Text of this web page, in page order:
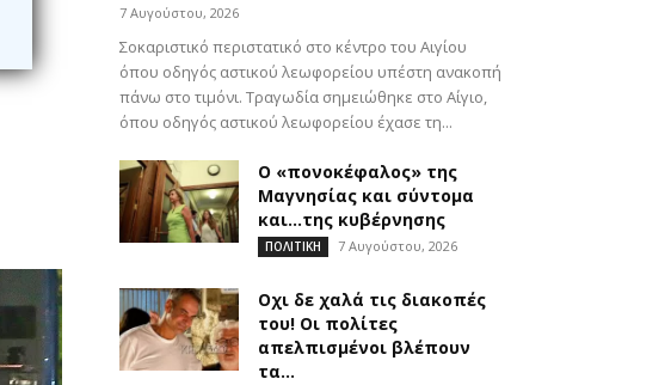
7 Αυγούστου, 2026
Σοκαριστικό περιστατικό στο κέντρο του Αιγίου
όπου οδηγός αστικού λεωφορείου υπέστη ανακοπή
πάνω στο τιμόνι. Τραγωδία σημειώθηκε στο Αίγιο,
όπου οδηγός αστικού λεωφορείου έχασε τη...
Ο «πονοκέφαλος» της
Μαγνησίας και σύντομα
και…της κυβέρνησης
ΠΟΛΙΤΙΚΗ 7 Αυγούστου, 2026
Οχι δε χαλά τις διακοπές
του! Οι πολίτες
απελπισμένοι βλέπουν
τα...